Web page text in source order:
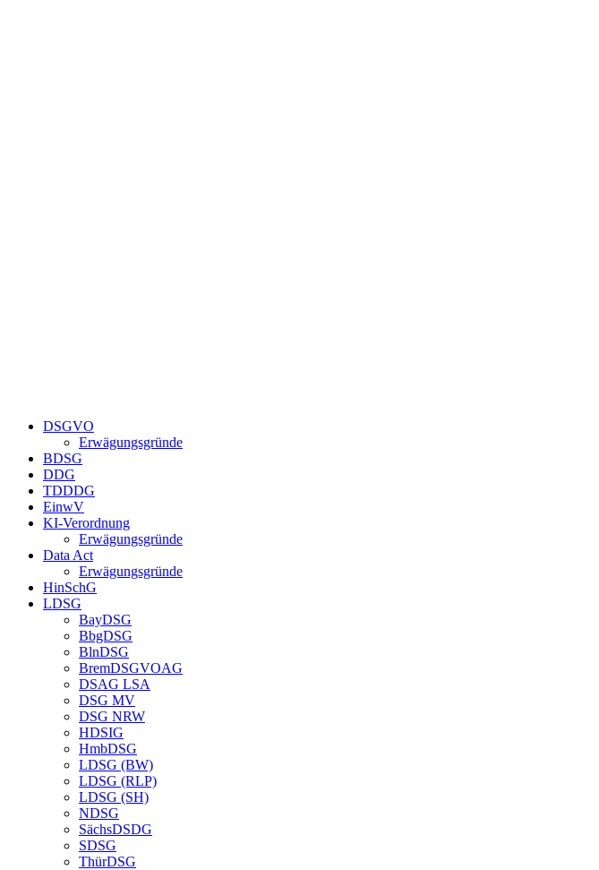
DSGVO
Erwägungsgründe
BDSG
DDG
TDDDG
EinwV
KI-Verordnung
Erwägungsgründe
Data Act
Erwägungsgründe
HinSchG
LDSG
BayDSG
BbgDSG
BlnDSG
BremDSGVOAG
DSAG LSA
DSG MV
DSG NRW
HDSIG
HmbDSG
LDSG (BW)
LDSG (RLP)
LDSG (SH)
NDSG
SächsDSDG
SDSG
ThürDSG